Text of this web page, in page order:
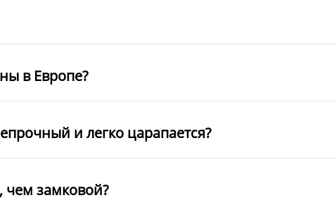
в Европе?
и легко царапается?
чем замковой?